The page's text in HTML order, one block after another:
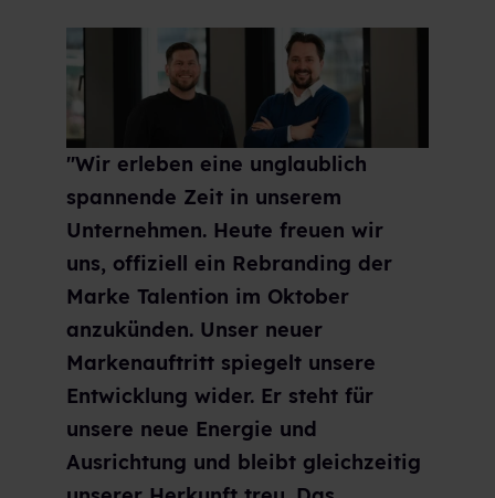
"Wir erleben eine unglaublich
spannende Zeit in unserem
Unternehmen. Heute freuen wir
uns, offiziell ein Rebranding der
Marke Talention im Oktober
anzukünden. Unser neuer
Markenauftritt spiegelt unsere
Entwicklung wider. Er steht für
unsere neue Energie und
Ausrichtung und bleibt gleichzeitig